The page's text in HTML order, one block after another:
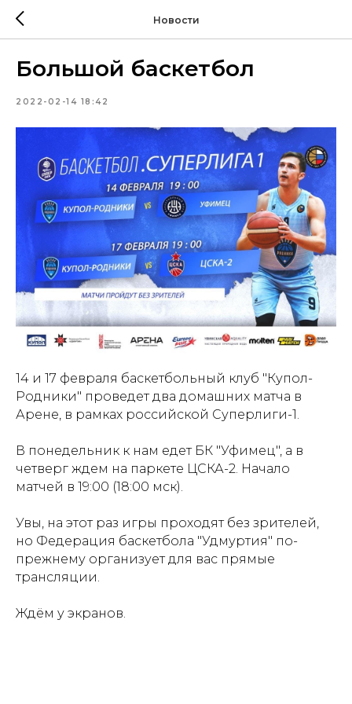
Новости
Большой баскетбол
2022-02-14 18:42
14 и 17 февраля баскетбольный клуб "Купол-
Родники" проведет два домашних матча в
Арене, в рамках российской Суперлиги-1.
В понедельник к нам едет БК "Уфимец", а в
четверг ждем на паркете ЦСКА-2. Начало
матчей в 19:00 (18:00 мск).
Увы, на этот раз игры проходят без зрителей,
но Федерация баскетбола "Удмуртия" по-
прежнему организует для вас прямые
трансляции.
Ждём у экранов.